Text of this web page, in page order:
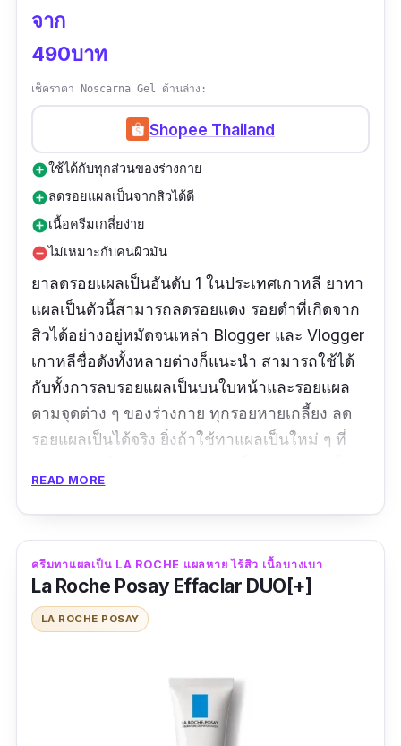
จาก
490บาท
เช็คราคา Noscarna Gel ด้านล่าง:
Shopee Thailand
add_circleใช้ได้กับทุกส่วนของร่างกาย
add_circleลดรอยแผลเป็นจากสิวได้ดี
add_circleเนื้อครีมเกลี่ยง่าย
remove_circleไม่เหมาะกับคนผิวมัน
ยาลดรอยแผลเป็นอันดับ 1 ในประเทศเกาหลี ยาทา
แผลเป็นตัวนี้สามารถลดรอยแดง รอยดำที่เกิดจาก
สิวได้อย่างอยู่หมัดจนเหล่า Blogger และ Vlogger
เกาหลีชื่อดังทั้งหลายต่างก็แนะนำ สามารถใช้ได้
กับทั้งการลบรอยแผลเป็นบนใบหน้าและรอยแผล
ตามจุดต่าง ๆ ของร่างกาย ทุกรอยหายเกลี้ยง ลด
รอยแผลเป็นได้จริง ยิ่งถ้าใช้ทาแผลเป็นใหม่ ๆ ที่
เจลทาง่าย ซึมไว ไม่ก่อให้เกิดสิว ไม่เหนียว
เหนอะหนะ สามารถทาตอนเช้าก่อนแต่งหน้าได้
ไม่ทำให้เครื่องสำอางเป็นคราบอย่างแน่นอน
รีวิวจากผู้ใช้จริง:
"ใช้ดีมากๆค่ะ แผลเป็น รอยแดงจางไวมาก ใช้
เลยไวกว่าครีมตัวอื่นค่ะ"
READ MORE
ครีมทาแผลเป็น LA ROCHE แผลหาย ไร้สิว เนื้อบางเบา
La Roche Posay Effaclar DUO[+]
LA ROCHE POSAY